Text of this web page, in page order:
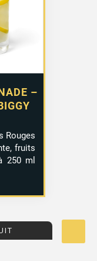
–
Rouges
fruits
250 ml